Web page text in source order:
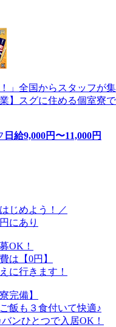
」全国からスタッフが
】スグに住める個室寮
日給9,000円〜11,000円
じめよう！／
にあり
OK！
は【0円】
に行きます！
完備】
飯も３食付いて快適♪
ンひとつで入居OK！